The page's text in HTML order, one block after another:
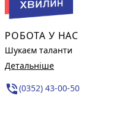
РОБОТА У НАС
Шукаєм таланти
Детальніше
phone_in_talk(0352) 43-00-50